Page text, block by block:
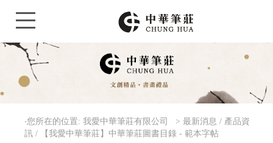
‧您所在的位置: 我愛中華筆莊有限公司 >最新消息 / 產品資
訊 / 【我愛中華筆莊】中華筆莊圖書目錄 - 範本字帖